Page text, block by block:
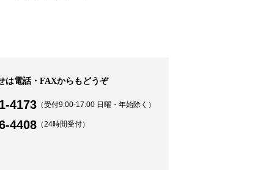
は電話・FAXからもどうぞ
4173 （受付9:00-17:00 日曜・年始除く）
4408 （24時間受付）